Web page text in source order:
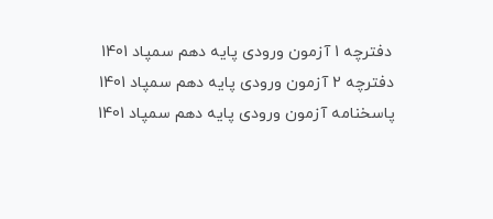
دفترچه 1 آزمون ورودی پایه دهم سمپاد 1401
دفترچه 2 آزمون ورودی پایه دهم سمپاد 1401
پاسخنامه آزمون ورودی پایه دهم سمپاد 1401